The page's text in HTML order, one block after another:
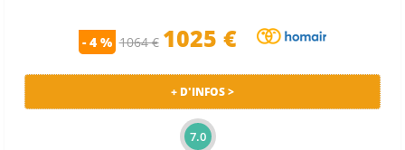
- 4 % 1064 € 1025 €
+ D'INFOS >
7.0